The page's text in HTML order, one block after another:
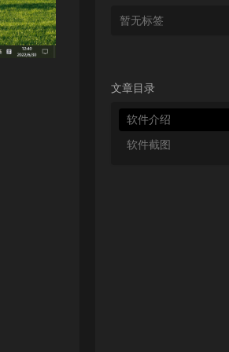
暂无标签
文章目录
软件介绍
软件截图